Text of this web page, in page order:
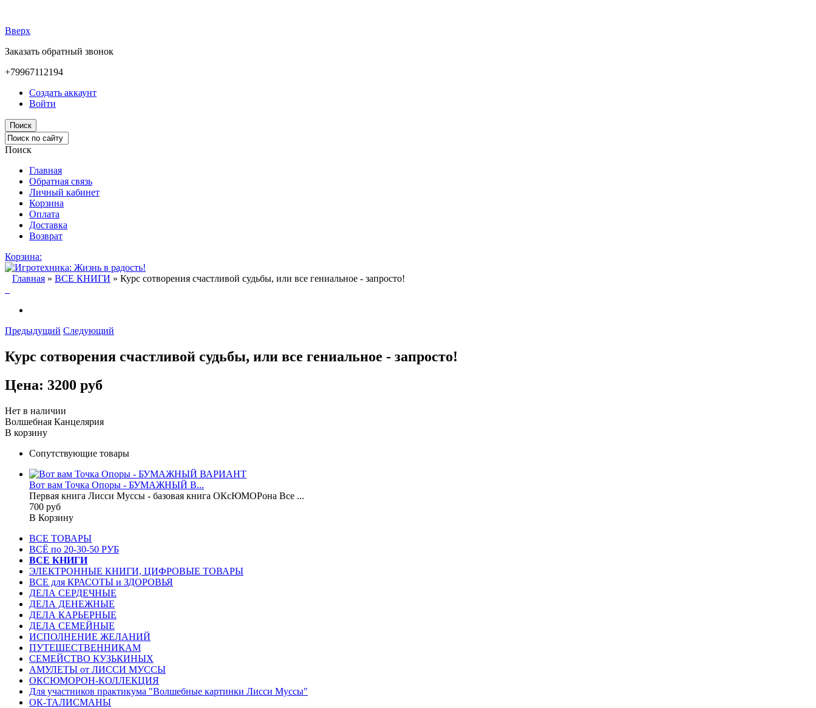
Вверх
Заказать обратный звонок
+79967112194
Создать аккаунт
Войти
Поиск
Поиск
Главная
Обратная связь
Личный кабинет
Корзина
Оплата
Доставка
Возврат
Корзина:
Главная » ВСЕ КНИГИ » Курс сотворения счастливой судьбы, или все гениальное - запросто!
Предыдущий Следующий
Курс сотворения счастливой судьбы, или все гениальное - запросто!
Цена: 3200 руб
Нет в наличии
Волшебная Канцелярия
В корзину
Сопутствующие товары
Вот вам Точка Опоры - БУМАЖНЫЙ В...
Первая книга Лисси Муссы - базовая книга ОКсЮМОРона Все ...
700 руб
В Корзину
ВСЕ ТОВАРЫ
ВСЁ по 20-30-50 РУБ
ВСЕ КНИГИ
ЭЛЕКТРОННЫЕ КНИГИ, ЦИФРОВЫЕ ТОВАРЫ
ВСЕ для КРАСОТЫ и ЗДОРОВЬЯ
ДЕЛА СЕРДЕЧНЫЕ
ДЕЛА ДЕНЕЖНЫЕ
ДЕЛА КАРЬЕРНЫЕ
ДЕЛА СЕМЕЙНЫЕ
ИСПОЛНЕНИЕ ЖЕЛАНИЙ
ПУТЕШЕСТВЕННИКАМ
СЕМЕЙСТВО КУЗЬКИНЫХ
АМУЛЕТЫ от ЛИССИ МУССЫ
ОКСЮМОРОН-КОЛЛЕКЦИЯ
Для участников практикума "Волшебные картинки Лисси Муссы"
ОК-ТАЛИСМАНЫ